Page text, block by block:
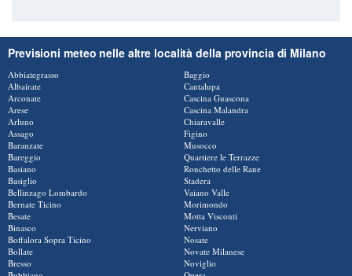
Previsioni meteo nelle altre località della provincia di Milano
Abbiategrasso
Albairate
Arconate
Arese
Arluno
Assago
Baranzate
Bareggio
Basiano
Basiglio
Bellinzago Lombardo
Bernate Ticino
Besate
Binasco
Boffalora Sopra Ticino
Bollate
Bresso
Baggio
Cantalupa
Cascina Guascona
Cascina Malandra
Chiaravalle
Figino
Musocco
Quartiere le Terrazze
Ronchetto delle Rane
Stadera
Vaiano Valle
Morimondo
Motta Visconti
Nerviano
Nosate
Novate Milanese
Noviglio